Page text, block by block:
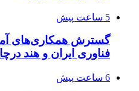
5 ساعت پیش
گسترش همکاری‌های
فناوری ایران و هند
6 ساعت پیش